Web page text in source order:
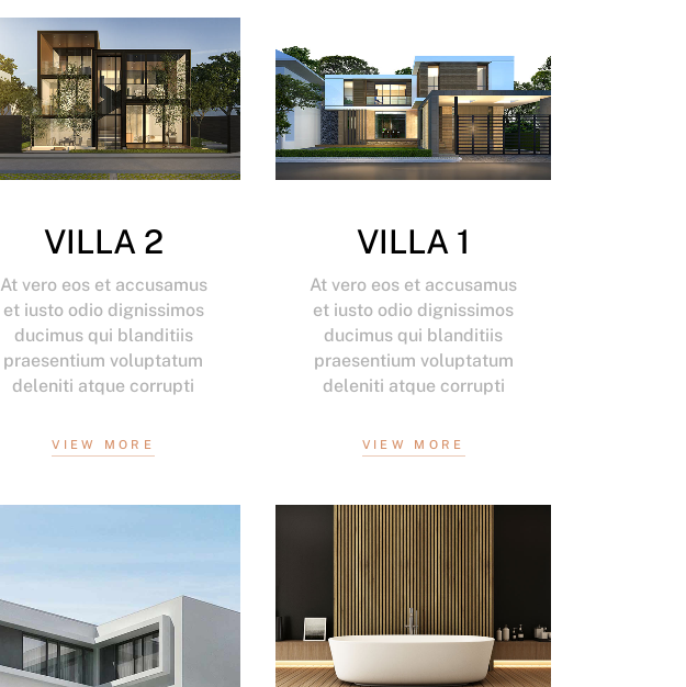
VILLA 2
At vero eos et accusamus
et iusto odio dignissimos
ducimus qui blanditiis
praesentium voluptatum
deleniti atque corrupti
VIEW MORE
VILLA 1
At vero eos et accusamus
et iusto odio dignissimos
ducimus qui blanditiis
praesentium voluptatum
deleniti atque corrupti
VIEW MORE